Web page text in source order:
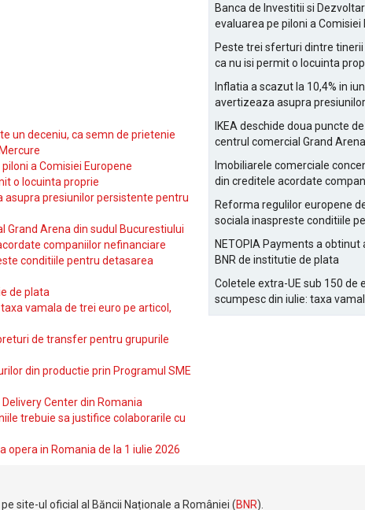
un deceniu, ca semn de prietenie
a Comisiei Europene
o locuinta proprie
asupra presiunilor persistente pentru
Grand Arena din sudul Bucurestiului
companiilor nefinanciare
conditiile pentru detasarea
de plata
vamala de trei euro pe articol,
de transfer pentru grupurile
din productie prin Programul SME
Center din Romania
trebuie sa justifice colaborarile cu
in Romania de la 1 iulie 2026
Banca de Investitii si
evaluarea pe piloni a Comisiei
Peste trei sferturi dintre
ca nu isi permit o locuinta
Inflatia a scazut la 10,4% in
avertizeaza asupra
IKEA deschide doua puncte
centrul comercial Grand
Imobiliarele comerciale
din creditele acordate
Reforma regulilor europene
sociala inaspreste conditiile
NETOPIA Payments a
BNR de institutie de plata
Coletele extra-UE sub 150 de
scumpesc din iulie: taxa
pe articol, adaugata la taxa
site-ul oficial al Băncii Naționale a României (BNR).